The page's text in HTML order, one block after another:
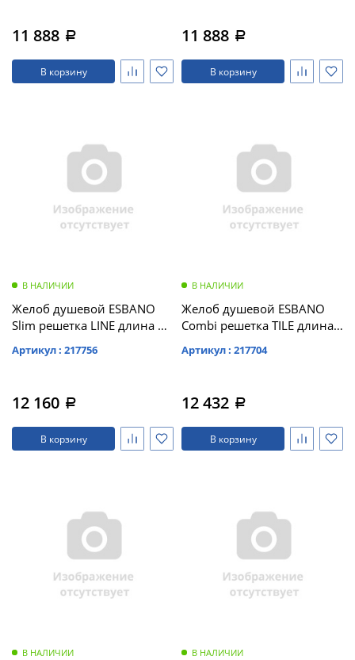
11 888 a
В корзину
11 888 a
В корзину
В НАЛИЧИИ
Желоб душевой ESBANO
Slim решетка LINE длина 80
80MC)
Артикул : 217756
12 160 a
В корзину
В НАЛИЧИИ
Желоб душевой ESBANO
Combi решетка TILE длина
TILE-60MB)
Артикул : 217704
12 432 a
В корзину
В НАЛИЧИИ В НАЛИЧИИ